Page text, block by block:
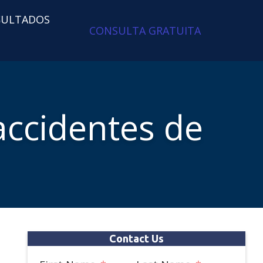
CONSULTA GRATUITA
de
Contact Us